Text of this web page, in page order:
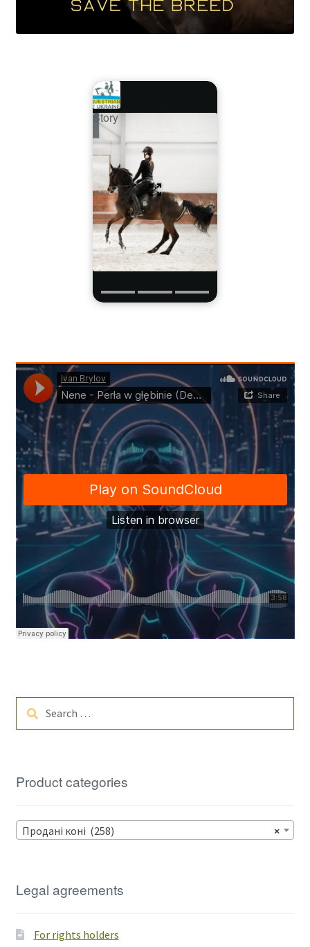
Story
for:
Product categories
×
Продані коні (258)
Legal agreements
For rights holders